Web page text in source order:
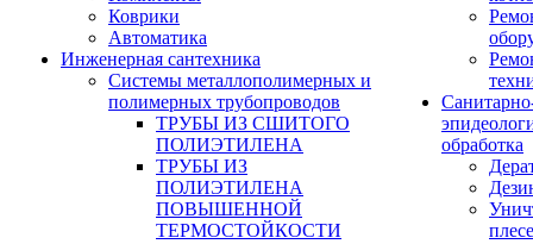
Коврики
Автоматика
Инженерная сантехника
Системы металлополимерных и
полимерных трубопроводов
ТРУБЫ ИЗ СШИТОГО
ПОЛИЭТИЛЕНА
ТРУБЫ ИЗ
ПОЛИЭТИЛЕНА
ПОВЫШЕННОЙ
ТЕРМОСТОЙКОСТИ
обработка